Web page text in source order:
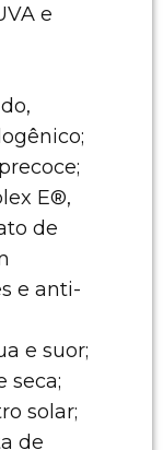
e
E®,
de
e anti-
e suor;
seca;
solar;
de